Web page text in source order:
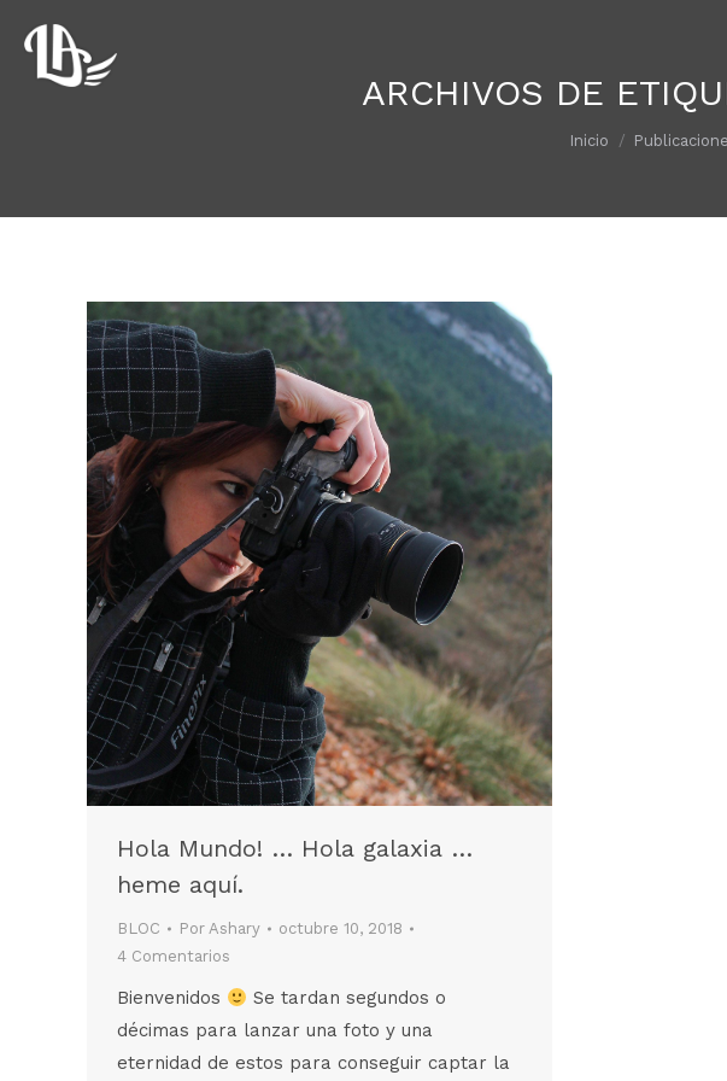
ARCHIVOS DE
Estás aquí:
Inicio
Hola Mundo! … Hola galaxia …
heme aquí.
BLOC Por Ashary
octubre 10, 2018
4 Comentarios
Bienvenidos
Se tardan segundos o
décimas para lanzar una foto y una
eternidad de estos para conseguir captar la